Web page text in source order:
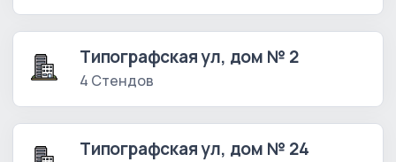
Типографская ул, дом № 2
4 Стендов
Типографская ул, дом № 24